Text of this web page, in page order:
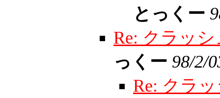
とっくー
Re: クラッ
っくー 98/2/
Re: クラ